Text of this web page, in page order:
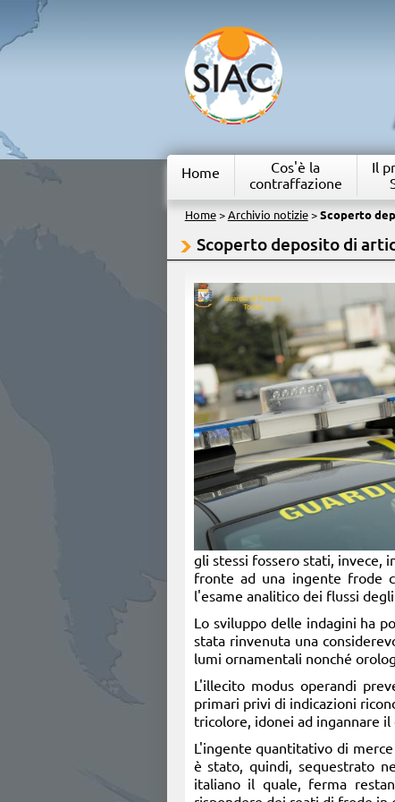
Home
Cos'è la
contraffazione
Il
Home> Archivio notizie> Scoperto
Scoperto deposito di
gli stessi fossero stati, invece,
fronte ad una ingente frode
l'esame analitico dei flussi
Lo sviluppo delle indagini ha
stata rinvenuta una
lumi ornamentali nonché
L'illecito modus operandi
primari privi di indicazioni
tricolore, idonei ad ingannare
L'ingente quantitativo di
è stato, quindi, sequestrato
italiano il quale, ferma